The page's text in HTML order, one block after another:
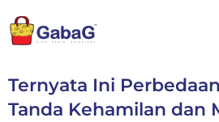
ke
konten
Ternyata Ini
Tanda Kehamilan dan